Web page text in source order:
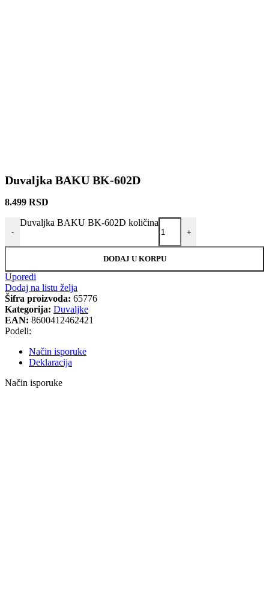
Duvaljka BAKU BK-602D
8.499 RSD
-
Duvaljka BAKU BK-602D količina
+
DODAJ U KORPU
Uporedi
Dodaj na listu želja
Šifra proizvoda: 65776
Kategorija: Duvaljke
EAN: 8600412462421
Podeli:
Način isporuke
Deklaracija
Način isporuke